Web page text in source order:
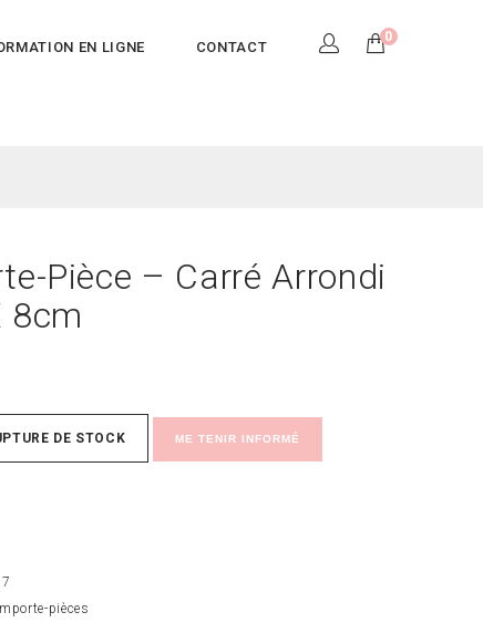
EN LIGNE CONTACT
0
Pièce – Carré Arrondi
8cm
DE STOCK
pièces